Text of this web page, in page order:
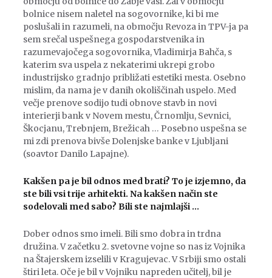
bolnice nisem naletel na sogovornike, ki bi me
poslušali in razumeli, na območju Revoza in TPV-ja pa
sem srečal uspešnega gospodarstvenika in
razumevajočega sogovornika, Vladimirja Bahča, s
katerim sva uspela z nekaterimi ukrepi grobo
industrijsko gradnjo približati estetiki mesta. Osebno
mislim, da nama je v danih okoliščinah uspelo. Med
večje prenove sodijo tudi obnove stavb in novi
interierji bank v Novem mestu, Črnomlju, Sevnici,
Škocjanu, Trebnjem, Brežicah … Posebno uspešna se
mi zdi prenova bivše Dolenjske banke v Ljubljani
(soavtor Danilo Lapajne).
Kakšen pa je bil odnos med brati? To je izjemno, da
ste bili vsi trije arhitekti. Na kakšen način ste
sodelovali med sabo? Bili ste najmlajši …
Dober odnos smo imeli. Bili smo dobra in trdna
družina. V začetku 2. svetovne vojne so nas iz Vojnika
na Štajerskem izselili v Kragujevac. V Srbiji smo ostali
štiri leta. Oče je bil v Vojniku napreden učitelj, bil je